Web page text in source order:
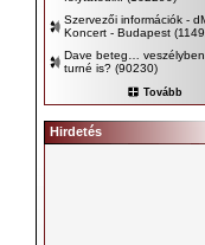
Szervezői információk -
Koncert - Budapest
Dave beteg…
turné is? (90230)
Tovább
Hirdetés